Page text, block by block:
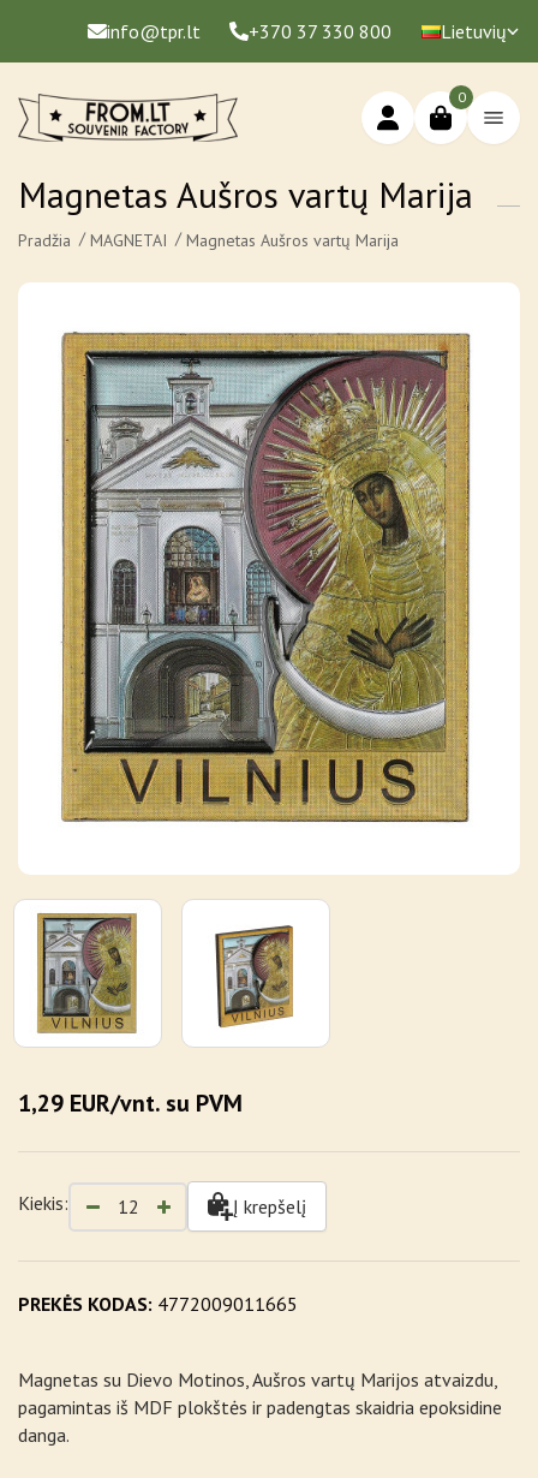
info@tpr.lt +370 37 330 800 Lietuvių
0
Magnetas Aušros vartų Marija
Pradžia MAGNETAI Magnetas Aušros vartų Marija
PREKĖS KODAS: 4772009011665
Magnetas su Dievo Motinos, Aušros vartų Marijos atvaizdu,
pagamintas iš MDF plokštės ir padengtas skaidria epoksidine
danga.
1,29 EUR/vnt. su PVM
Kiekis: Į krepšelį